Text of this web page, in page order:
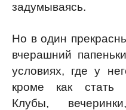
задумываясь.
Но в один
вчерашний
условиях, где у
кроме как стать
Клубы,